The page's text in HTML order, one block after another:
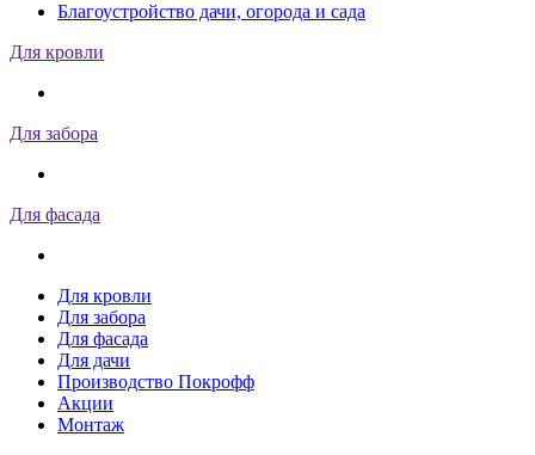
Благоустройство дачи, огорода и сада
Для кровли
Для забора
Для фасада
Для кровли
Для забора
Для фасада
Для дачи
Производство Покрофф
Акции
Монтаж